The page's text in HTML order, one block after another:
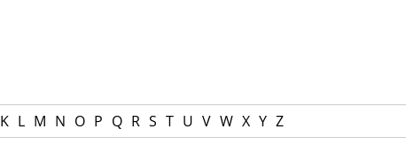
K L M N O P Q R S T U V W X Y Z